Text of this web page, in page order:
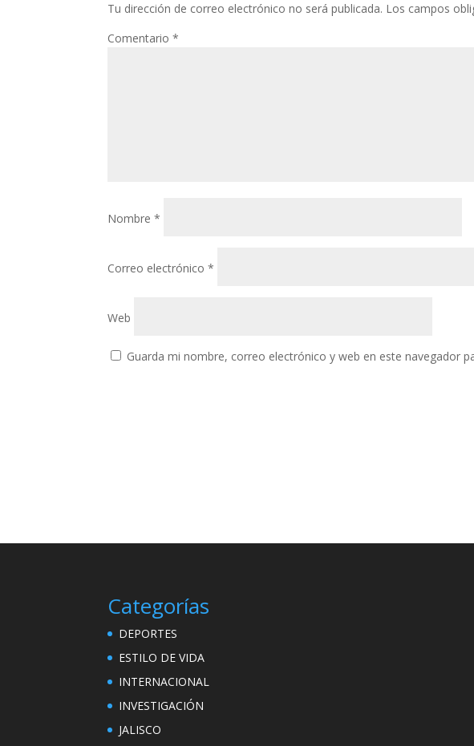
Tu dirección de correo electrónico no será publicada. Los campos
Comentario*
Nombre*
Correo electrónico*
Web
Guarda mi nombre, correo electrónico y web en este navegador
Categorías
DEPORTES
ESTILO DE VIDA
INTERNACIONAL
INVESTIGACIÓN
JALISCO